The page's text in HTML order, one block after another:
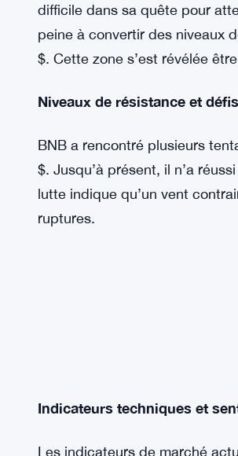
difficile dans sa quête pour
peine à convertir des niveaux
$. Cette zone s’est révélée
Niveaux de résistance et
BNB a rencontré plusieurs
$. Jusqu’à présent, il n’a
lutte indique qu’un vent
ruptures.